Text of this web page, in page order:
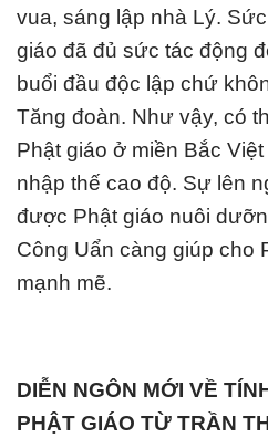
vua, sáng lập nhà Lý.
giáo đã đủ sức tác động
buổi đầu độc lập chứ
Tăng đoàn. Như vậy, có
Phật giáo ở miền Bắc
nhập thế cao độ. Sự lên
được Phật giáo nuôi
Công Uẩn càng giúp cho
mạnh mẽ.
DIỄN NGÔN MỚI VỀ
PHẬT GIÁO TỪ TRẦN